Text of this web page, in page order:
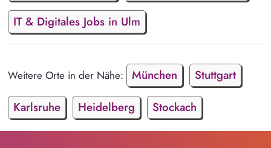
IT & Digitales Jobs in Ulm
Weitere Orte in der Nähe: München
Stuttgart
Karlsruhe
Heidelberg Stockach